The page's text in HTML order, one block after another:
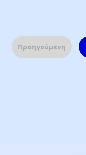
Προηγούμενη